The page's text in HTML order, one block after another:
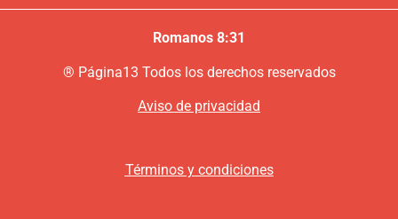
Romanos 8:31
® Página13 Todos los derechos reservados
Aviso de privacidad
Términos y condiciones